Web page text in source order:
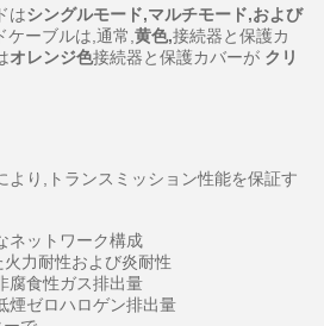
はシングルモード,マルチモード,および
ケーブルは,通常, 黄色,接続器と保護カ
オレンジ色接続器と保護カバーが クリ
より,トランスミッション性能を保証す
ネットワーク構成
力耐性および炎耐性
腐食性ガス排出量
煙ゼロハロゲン排出量